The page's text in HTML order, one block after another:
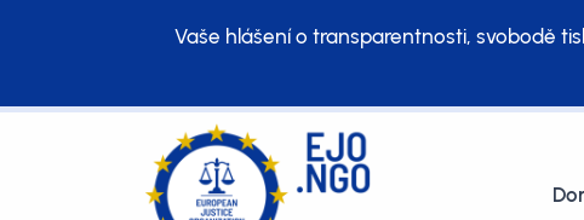
Vaše hlášení o transparentnosti, svobodě